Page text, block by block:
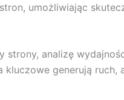
umożliwiając
strony, analizę
kluczowe generują